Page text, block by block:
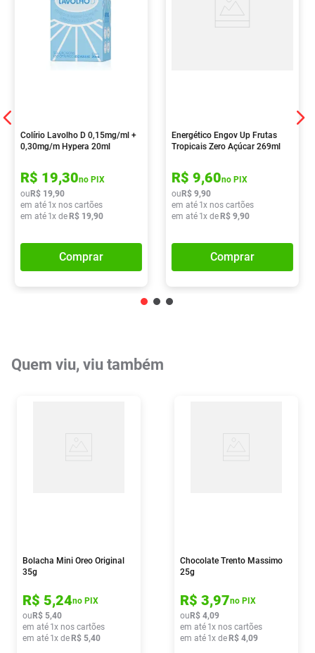
Colírio Lavolho D 0,15mg/ml +
0,30mg/m Hypera 20ml
R$ 19,30no PIX
ou R$ 19,90
em até 1x nos cartões
em até 1x de R$ 19,90
Comprar
Energético Engov Up Frutas
Tropicais Zero Açúcar 269ml
R$ 9,60no PIX
ou R$ 9,90
em até 1x nos cartões
em até 1x de R$ 9,90
Comprar
Quem viu, viu também
Bolacha Mini Oreo Original
35g
R$ 5,24no PIX
ou R$ 5,40
em até 1x nos cartões
em até 1x de R$ 5,40
Chocolate Trento Massimo
25g
R$ 3,97no PIX
ou R$ 4,09
em até 1x nos cartões
em até 1x de R$ 4,09